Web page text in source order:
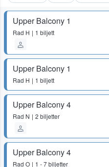
Upper Balcony 1
Rad H 1 biljett
Upper Balcony 1
Rad H 1 biljett
Upper Balcony 4
Rad N 2 biljetter
Upper Balcony 4
Rad O 1 - 7 biljetter